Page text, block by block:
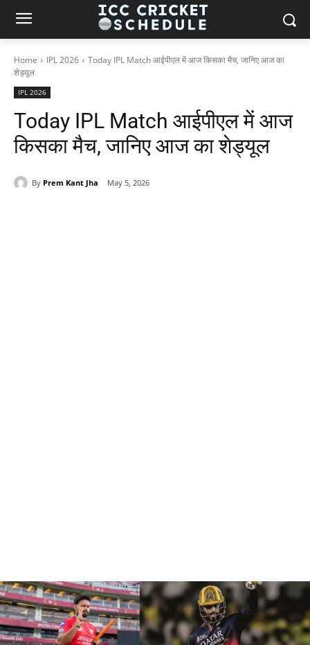
Home IPL 2026
Today IPL Match आईपीएल में आज किसका मैच, जानिए आज का
शेड्यूल
IPL 2026
Today IPL Match आईपीएल में आज
किसका मैच, जानिए आज का शेड्यूल
By Prem Kant Jha May 5, 2026